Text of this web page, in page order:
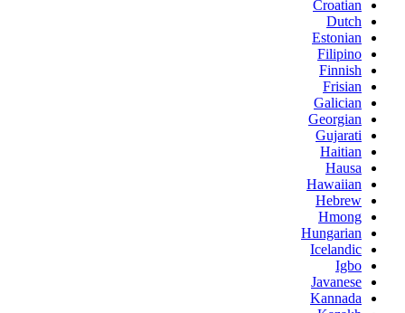
Croatian
Dutch
Estonian
Filipino
Finnish
Frisian
Galician
Georgian
Gujarati
Haitian
Hausa
Hawaiian
Hebrew
Hmong
Hungarian
Icelandic
Igbo
Javanese
Kannada